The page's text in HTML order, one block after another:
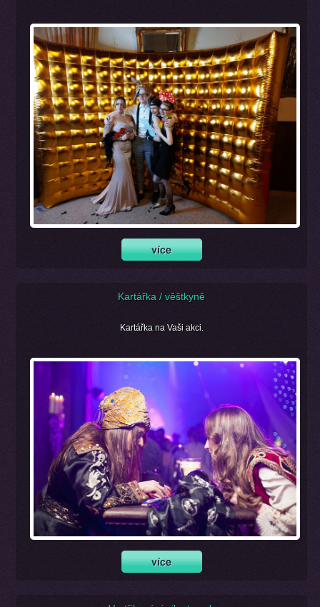
Kartářka / věštkyně
Kartářka na Vaši akci.